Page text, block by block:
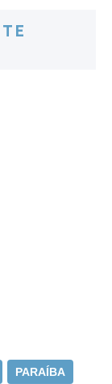
PARAÍBA